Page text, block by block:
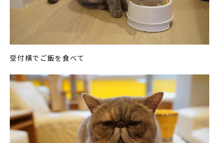
受付横でご飯を食べて